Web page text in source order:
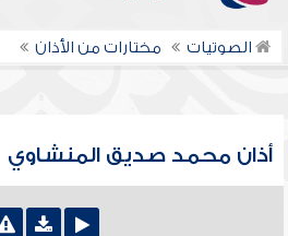
الصوتيات مختارات من الأذان
أذان محمد صديق المنشاوي